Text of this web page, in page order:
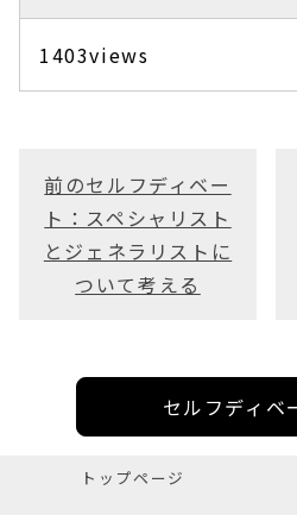
1403views
前のセルフディベー
ト：スペシャリスト
とジェネラリストに
ついて考える
セルフディベ
トップページ